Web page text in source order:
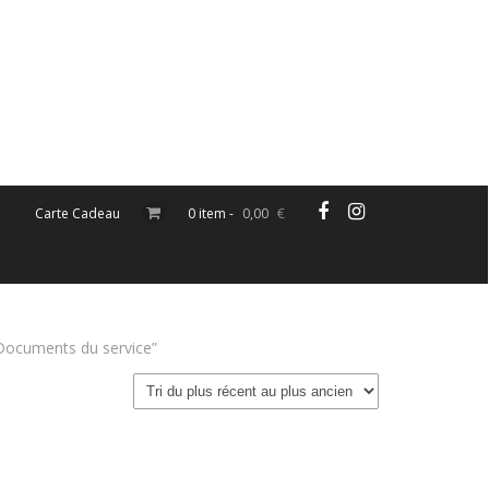
Carte Cadeau 0 item - 0,00 €
du service”